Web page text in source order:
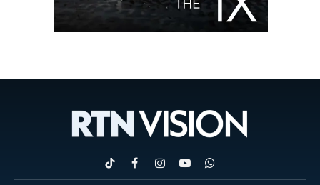
TikTokFacebookInstagram
YouTubeWhatsApp